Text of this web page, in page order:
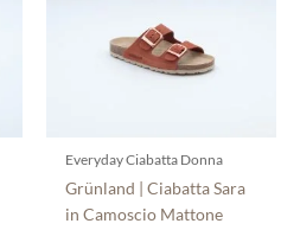
Everyday Ciabatta Donna
Grünland | Ciabatta Sara
in Camoscio Mattone
varianti.
Le
opzioni
scelte
nella
pagina